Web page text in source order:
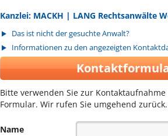
Kanzlei: MACKH | LANG Rechtsanwälte
Das ist nicht der gesuchte Anwalt?
Informationen zu den angezeigten
Bitte verwenden Sie zur
Formular. Wir rufen Sie umgehend
Name